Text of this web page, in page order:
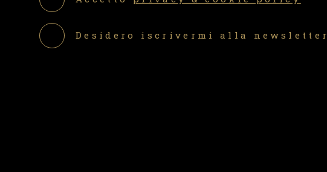
Desidero iscrivermi alla newsletter